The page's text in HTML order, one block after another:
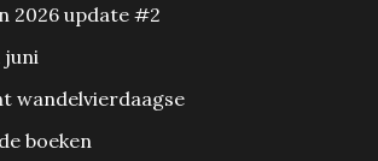
2026 update #2
juni
wandelvierdaagse
boeken